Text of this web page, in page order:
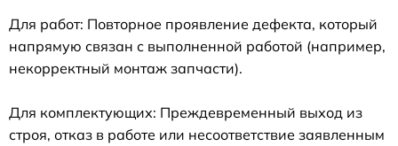
Для работ: Повторное проявление дефекта, который
напрямую связан с выполненной работой (например,
некорректный монтаж запчасти).
Для комплектующих: Преждевременный выход из
строя, отказ в работе или несоответствие заявленным